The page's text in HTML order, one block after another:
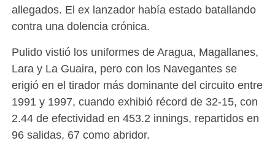
allegados. El ex lanzador había estado batallando
contra una dolencia crónica.
Pulido vistió los uniformes de Aragua, Magallanes,
Lara y La Guaira, pero con los Navegantes se
erigió en el tirador más dominante del circuito entre
1991 y 1997, cuando exhibió récord de 32-15, con
2.44 de efectividad en 453.2 innings, repartidos en
96 salidas, 67 como abridor.